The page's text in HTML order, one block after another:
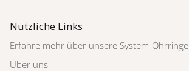
Nützliche Links
Erfahre mehr über unsere System-Ohrringe
Über uns